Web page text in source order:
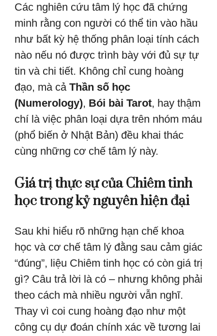
Các nghiên cứu tâm lý học đã chứng
minh rằng con người có thể tin vào hầu
như bất kỳ hệ thống phân loại tính cách
nào nếu nó được trình bày với đủ sự tự
tin và chi tiết. Không chỉ cung hoàng
đạo, mà cả Thần số học
(Numerology), Bói bài Tarot, hay thậm
chí là việc phân loại dựa trên nhóm máu
(phổ biến ở Nhật Bản) đều khai thác
cùng những cơ chế tâm lý này.
Giá trị thực sự của Chiêm tinh
học trong kỷ nguyên hiện đại
Sau khi hiểu rõ những hạn chế khoa
học và cơ chế tâm lý đằng sau cảm giác
“đúng”, liệu Chiêm tinh học có còn giá trị
gì? Câu trả lời là có – nhưng không phải
theo cách mà nhiều người vẫn nghĩ.
Thay vì coi cung hoàng đạo như một
công cụ dự đoán chính xác về tương lai